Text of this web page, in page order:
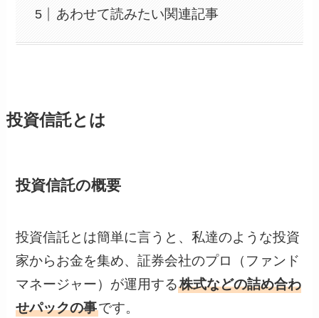
あわせて読みたい関連記事
投資信託とは
投資信託の概要
投資信託とは簡単に言うと、私達のような投資
家からお金を集め、証券会社のプロ（ファンド
マネージャー）が運用する株式などの詰め合わ
せパックの事です。